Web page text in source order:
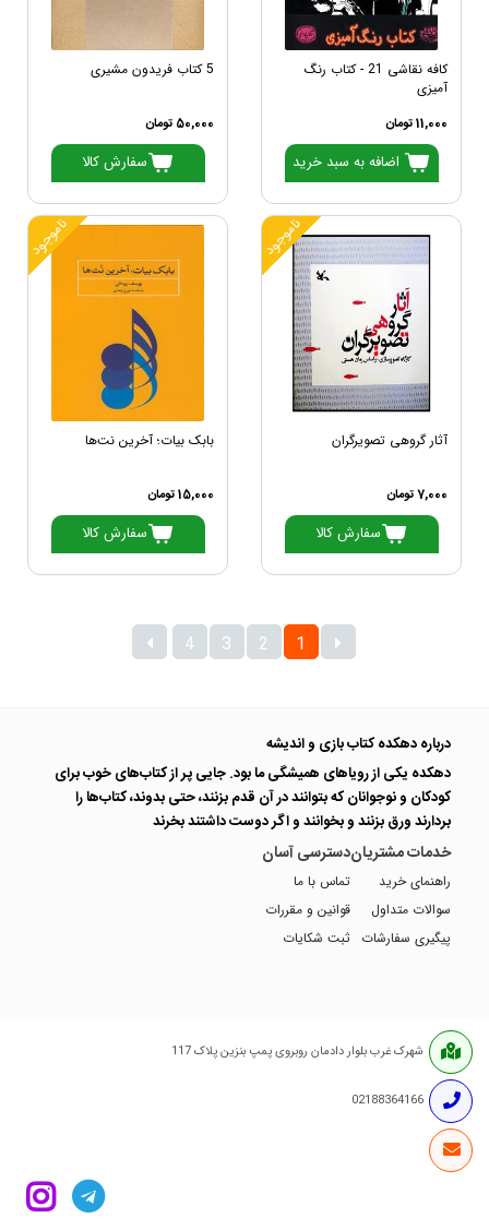
کافه نقاشی 21 - کتاب رنگ
آمیزی
11,000 تومان
اضافه به سبد خرید
5 کتاب فریدون مشیری
50,000 تومان
سفارش کالا
ناموجود
آثار گروهی تصویرگران
7,000 تومان
سفارش کالا
ناموجود
بابک بیات؛ آخرین نت‌ها
15,000 تومان
سفارش کالا
1
2
3
4
درباره دهکده کتاب بازی و اندیشه
دهکده یکی از رویاهای همیشگی ما بود. جایی پر از کتاب‌های خوب برای
کودکان و نوجوانان که بتوانند در آن قدم بزنند، حتی بدوند، کتاب‌ها را
بردارند ورق بزنند و بخوانند و اگر دوست داشتند بخرند
خدمات مشتریان
راهنمای خرید
سوالات متداول
پیگیری سفارشات
دسترسی آسان
تماس با ما
قوانین و مقررات
ثبت شکایات
شهرک غرب بلوار دادمان روبروی پمپ بنزین پلاک 117
02188364166